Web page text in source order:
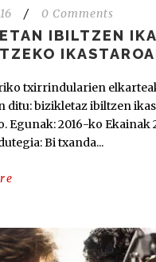
/ 0 Comments
IBILTZEN
txirrindularien
ditu: bizikletaz ibiltzen
Egunak: 2016-ko Ekainak
Bi txanda...